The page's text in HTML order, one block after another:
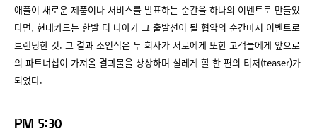
애플이 새로운 제품이나 서비스를 발표하는 순간을 하나의 이벤트로 만들었
다면, 현대카드는 한발 더 나아가 그 출발선이 될 협약의 순간마저 이벤트로
브랜딩한 것. 그 결과 조인식은 두 회사가 서로에게 또한 고객들에게 앞으로
의 파트너십이 가져올 결과물을 상상하며 설레게 할 한 편의 티저(teaser)가
되었다.
PM 5:30